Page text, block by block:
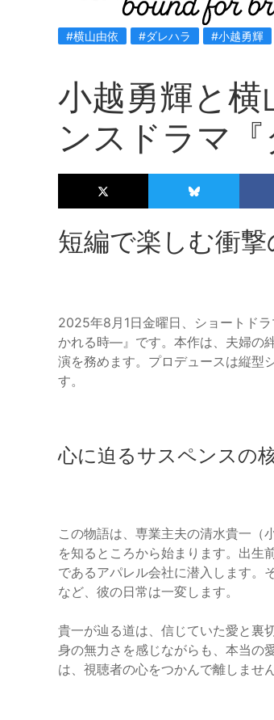
#横山由依 #ダレハラ #小越勇輝
小越勇輝と
ンスドラマ
短編で楽しむ衝
2025年8月1日金曜日、ショートド
かれる時―』です。本作は、夫婦の
演を務めます。プロデュースは縦型
す。
心に迫るサスペンスの
この物語は、専業主夫の清水貴一（
を知るところから始まります。出生
であるアパレル会社に潜入します。
など、彼の日常は一変します。
貴一が辿る道は、信じていた愛と裏
身の無力さを感じながらも、本当の
は、視聴者の心をつかんで離しません